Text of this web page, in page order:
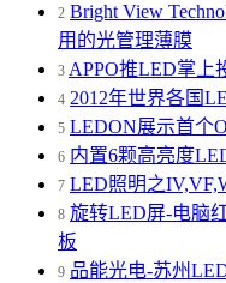
2 Bright View
用的光管理薄膜
3 APPO推LED掌上
4 2012年世界各国
5 LEDON展示首个
6 内置6颗高亮度
7 LED照明之
8 旋转LED屏-电脑
板
9 品能光电-苏州